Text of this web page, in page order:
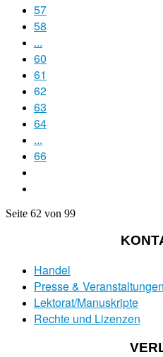
57
58
...
60
61
62
63
64
...
66
Seite 62 von 99
Handel
Presse & Veranstaltungen
Lektorat/Manuskripte
Rechte und Lizenzen